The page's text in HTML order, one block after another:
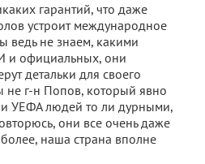
гарантий, что даже
устроит международное
ведь не знаем, какими
и официальных, они
детальки для своего
не г-н Попов, который явно
УЕФА людей то ли дурными,
они все очень даже
наша страна вполне